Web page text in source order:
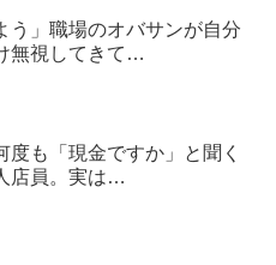
う」職場のオバサンが自分
無視してきて…
度も「現金ですか」と聞く
店員。実は…